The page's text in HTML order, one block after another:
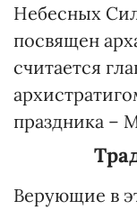
Небесных
посвящен
считается
праздника –
Верующие в